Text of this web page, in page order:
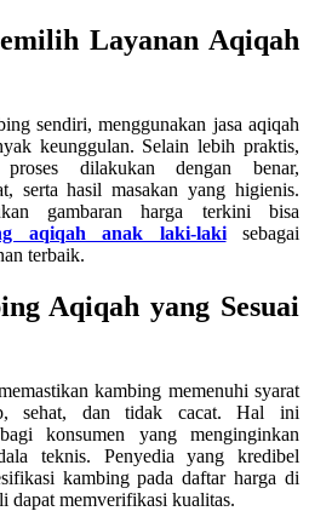
Layanan Aqiqah
sendiri, menggunakan jasa aqiqah
keunggulan. Selain lebih praktis,
dilakukan dengan benar,
serta hasil masakan yang higienis.
gambaran harga terkini bisa
aqiqah anak laki-lakisebagai
terbaik.
Aqiqah yang Sesuai
kambing memenuhi syarat
sehat, dan tidak cacat. Hal ini
konsumen yang menginginkan
teknis. Penyedia yang kredibel
kambing pada daftar harga di
dapat memverifikasi kualitas.